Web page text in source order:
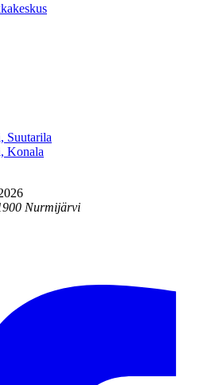
Suutarila
Konala
Nurmijärvi